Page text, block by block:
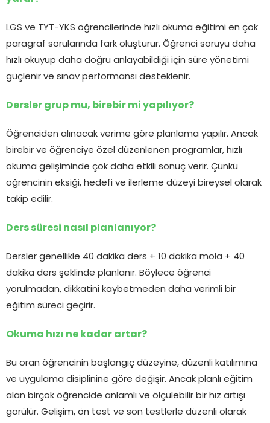
LGS ve TYT-YKS öğrencilerinde hızlı okuma eğitimi en çok
paragraf sorularında fark oluşturur. Öğrenci soruyu daha
hızlı okuyup daha doğru anlayabildiği için süre yönetimi
güçlenir ve sınav performansı desteklenir.
Dersler grup mu, birebir mi yapılıyor?
Öğrenciden alınacak verime göre planlama yapılır. Ancak
birebir ve öğrenciye özel düzenlenen programlar, hızlı
okuma gelişiminde çok daha etkili sonuç verir. Çünkü
öğrencinin eksiği, hedefi ve ilerleme düzeyi bireysel olarak
takip edilir.
Ders süresi nasıl planlanıyor?
Dersler genellikle 40 dakika ders + 10 dakika mola + 40
dakika ders şeklinde planlanır. Böylece öğrenci
yorulmadan, dikkatini kaybetmeden daha verimli bir
eğitim süreci geçirir.
Okuma hızı ne kadar artar?
Bu oran öğrencinin başlangıç düzeyine, düzenli katılımına
ve uygulama disiplinine göre değişir. Ancak planlı eğitim
alan birçok öğrencide anlamlı ve ölçülebilir bir hız artışı
görülür. Gelişim, ön test ve son testlerle düzenli olarak